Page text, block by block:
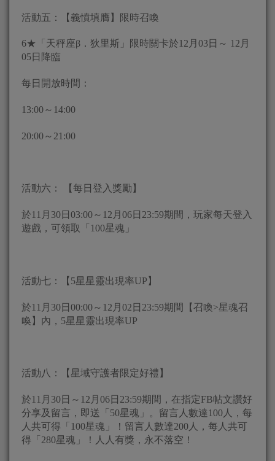
活動五：【義憤填膺】限時召喚
6★「天秤座β．狄里斯」限時關卡於12月03日～ 12月
05日降臨
每日開放時間：
13:00～14:00
20:00～21:00
活動六： 【每日登入獎勵】
於11月30日03:00～12月06日23:59期間，玩家每天登入
遊戲，可領取「100星魂」
活動七：【5星星靈出現率UP】
於11月30日00:00～12月02日23:59期間【召喚>星魂召
喚】內，5星星靈出現率UP
活動八：【星域守護者限定好禮】
於11月30日～12月06日23:59期間，在指定FB帖文讚好
分享及留言，即送「50星魂」。留言人數達100人，每
人共可得「100星魂」！留言人數達200人，每人共可
得「280星魂」！人人有獎，永不落空！